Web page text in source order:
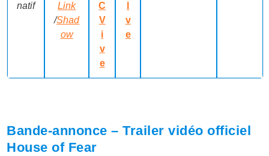
natif
Link
/Shad
ow
C
V
i
v
e
v
e
Bande-annonce – Trailer vidéo officiel
House of Fear